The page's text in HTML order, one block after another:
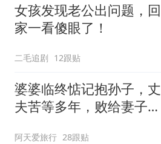
女孩发现老公出问题，回
家一看傻眼了！
二毛追剧 12跟贴
婆婆临终惦记抱孙子，丈
夫苦等多年，败给妻子的
阿天爱旅行 28跟贴